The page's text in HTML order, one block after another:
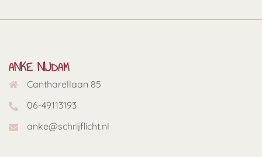
ANKE NIJDAM
Cantharellaan 85
06-49113193
anke@schrijflicht.nl